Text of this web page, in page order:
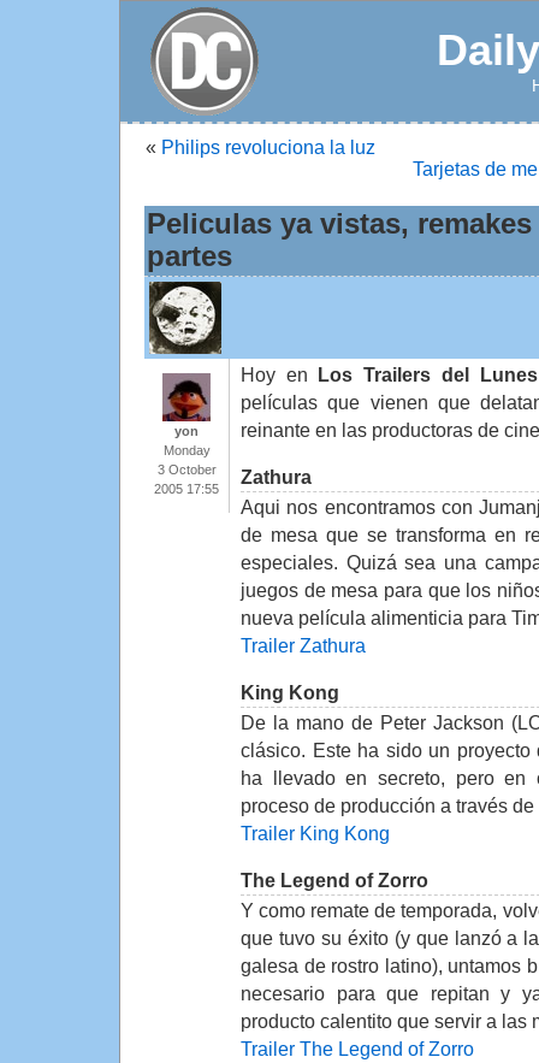
« Philips revoluciona la luz
Tarjetas de
Peliculas ya vistas,
partes
yon
Monday
3 October
2005 17:55
Hoy en Los Trailers del Lunes
películas que vienen que
reinante en las productoras de
Zathura
Aqui nos encontramos con
de mesa que se transforma en
especiales. Quizá sea una
juegos de mesa para que los
nueva película alimenticia para
Trailer Zathura
King Kong
De la mano de Peter Jackson
clásico. Este ha sido un proyecto
ha llevado en secreto, pero en
proceso de producción a través
Trailer King Kong
The Legend of Zorro
Y como remate de temporada,
que tuvo su éxito (y que lanzó a
galesa de rostro latino), untamos
necesario para que repitan y
producto calentito que servir a las
Trailer The Legend of Zorro